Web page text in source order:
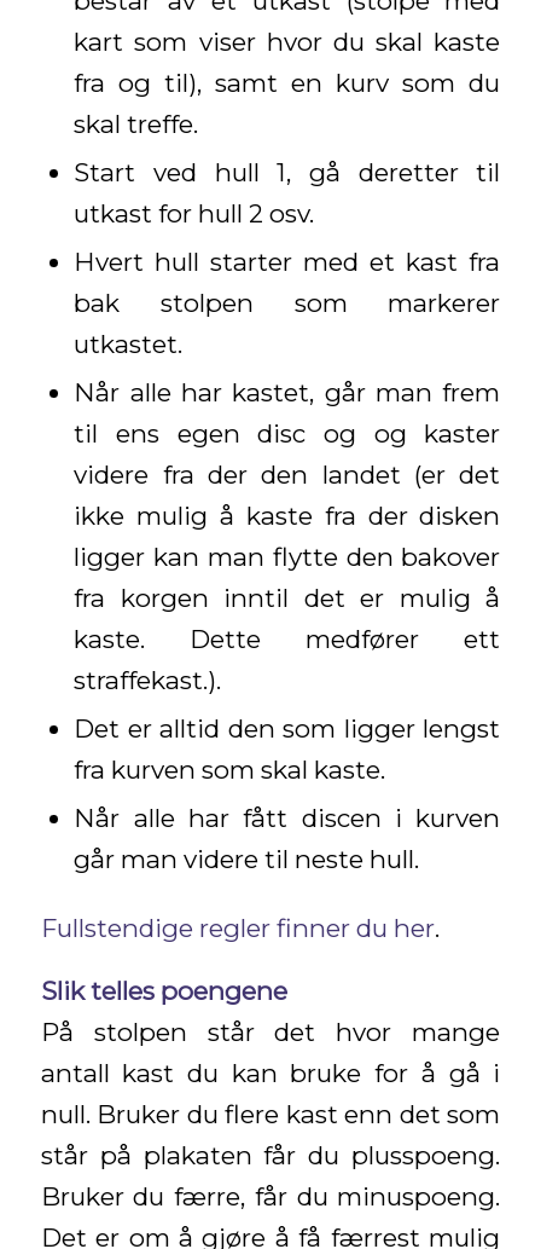
kart som viser hvor du skal kaste
fra og til), samt en kurv som du
skal treffe.
Start ved hull 1, gå deretter til
utkast for hull 2 osv.
Hvert hull starter med et kast fra
bak stolpen som markerer
utkastet.
Når alle har kastet, går man frem
til ens egen disc og og kaster
videre fra der den landet (er det
ikke mulig å kaste fra der disken
ligger kan man flytte den bakover
fra korgen inntil det er mulig å
kaste. Dette medfører ett
straffekast.).
Det er alltid den som ligger lengst
fra kurven som skal kaste.
Når alle har fått discen i kurven
går man videre til neste hull.
Fullstendige regler finner du her.
Slik telles poengene
På stolpen står det hvor mange
antall kast du kan bruke for å gå i
null. Bruker du flere kast enn det som
står på plakaten får du plusspoeng.
Bruker du færre, får du minuspoeng.
Det er om å gjøre å få færrest mulig